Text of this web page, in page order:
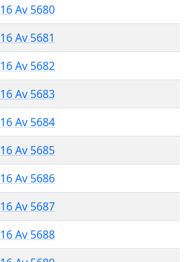
16 Av 5680
16 Av 5681
16 Av 5682
16 Av 5683
16 Av 5684
16 Av 5685
16 Av 5686
16 Av 5687
16 Av 5688